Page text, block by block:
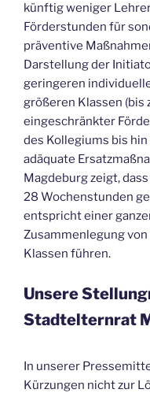
künftig weniger
Förderstunden für
präventive
Darstellung der
geringeren
größeren Klassen (bis
eingeschränkter
des Kollegiums bis
adäquate
Magdeburg zeigt,
28 Wochenstunden
entspricht einer
Zusammenlegung von
Klassen führen.
Unsere
Stadtelternrat
In unserer
Kürzungen nicht zur